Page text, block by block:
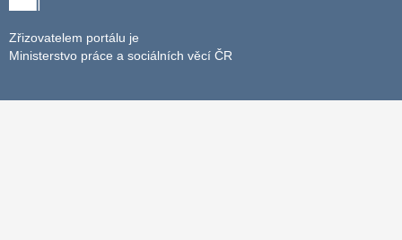
Zřizovatelem portálu je
Ministerstvo práce a sociálních věcí ČR